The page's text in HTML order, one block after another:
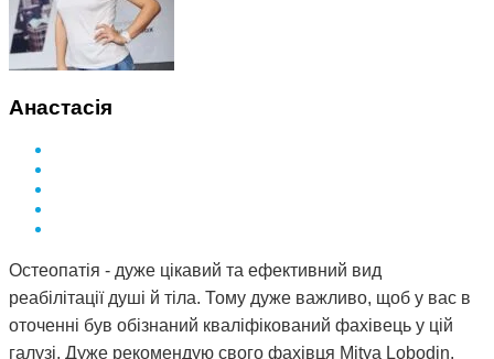
невеликий термін. Лікар у поліклініці сказав, що мені
просто пощастило і я на досвідченого фахівця
натрапила. А ще кажуть, що здоров'я за гроші не купиш.
Анастасія
Остеопатія - дуже цікавий та ефективний вид
реабілітації душі й тіла. Тому дуже важливо, щоб у вас в
оточенні був обізнаний кваліфікований фахівець у цій
галузі. Дуже рекомендую свого фахівця Mitya Lobodin.